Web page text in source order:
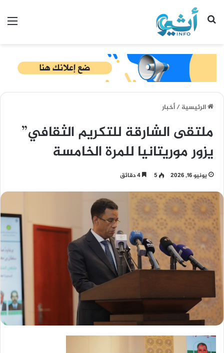
بحث عن
الرئيسية/أخبار
ملتقى الشارقة للتكريم الثقافي”
يزور موريتانيا للمرة الخامسة
يونيو 16, 2026 5